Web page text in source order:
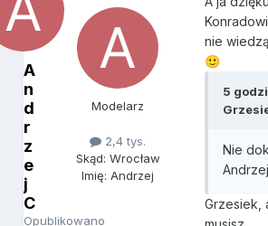
A
n
d
r
z
e
j
C
Opublikowano
Modelarz
2,4 tys.
Skąd: Wrocław
Imię: Andrzej
nie
🙂
5
Nie
Grzesiek,